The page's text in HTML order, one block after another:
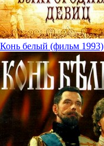
Конь белый (фильм 1993)